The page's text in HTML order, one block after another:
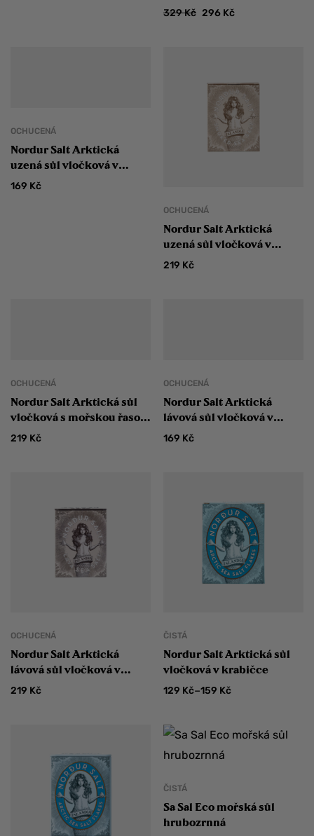
31.8.2026 ZLEVNĚNO
329Kč 296 Kč
OCHUCENÁ
Nordur Salt Arktická
uzená sůl vločková v
krabičce 100 g
169 Kč
OCHUCENÁ
Nordur Salt Arktická
uzená sůl vločková v
plechovce 100 g
219 Kč
OCHUCENÁ
Nordur Salt Arktická sůl
vločková s mořskou řasou
v plechovce 100 g
219 Kč
OCHUCENÁ
Nordur Salt Arktická
lávová sůl vločková v
krabičce 100 g
169 Kč
OCHUCENÁ
Nordur Salt Arktická
lávová sůl vločková v
plechovce 100 g
219 Kč
ČISTÁ
Nordur Salt Arktická sůl
vločková v krabičce
129 Kč–159 Kč
ČISTÁ
Sa Sal Eco mořská sůl
hrubozrnná